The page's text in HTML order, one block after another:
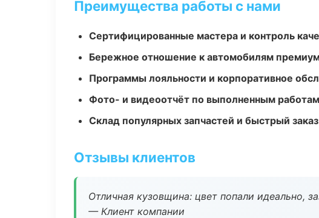
Преимущества работы с нами
Сертифицированные мастера и контроль
Бережное отношение к автомобилям
Программы лояльности и корпоративное
Фото- и видеоотчёт по выполненным работам
Склад популярных запчастей и быстрый
Отзывы клиентов
Отличная кузовщина: цвет попали идеально,
— Клиент компании